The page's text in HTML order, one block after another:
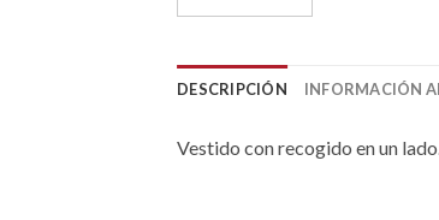
DESCRIPCIÓN INFORMACIÓN
Vestido con recogido en un